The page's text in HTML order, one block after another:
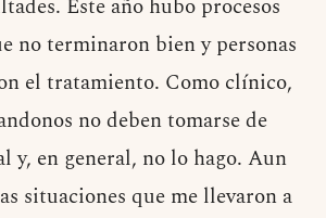
Este año hubo procesos
no terminaron bien y personas
el tratamiento. Como clínico,
no deben tomarse de
y, en general, no lo hago. Aun
situaciones que me llevaron a